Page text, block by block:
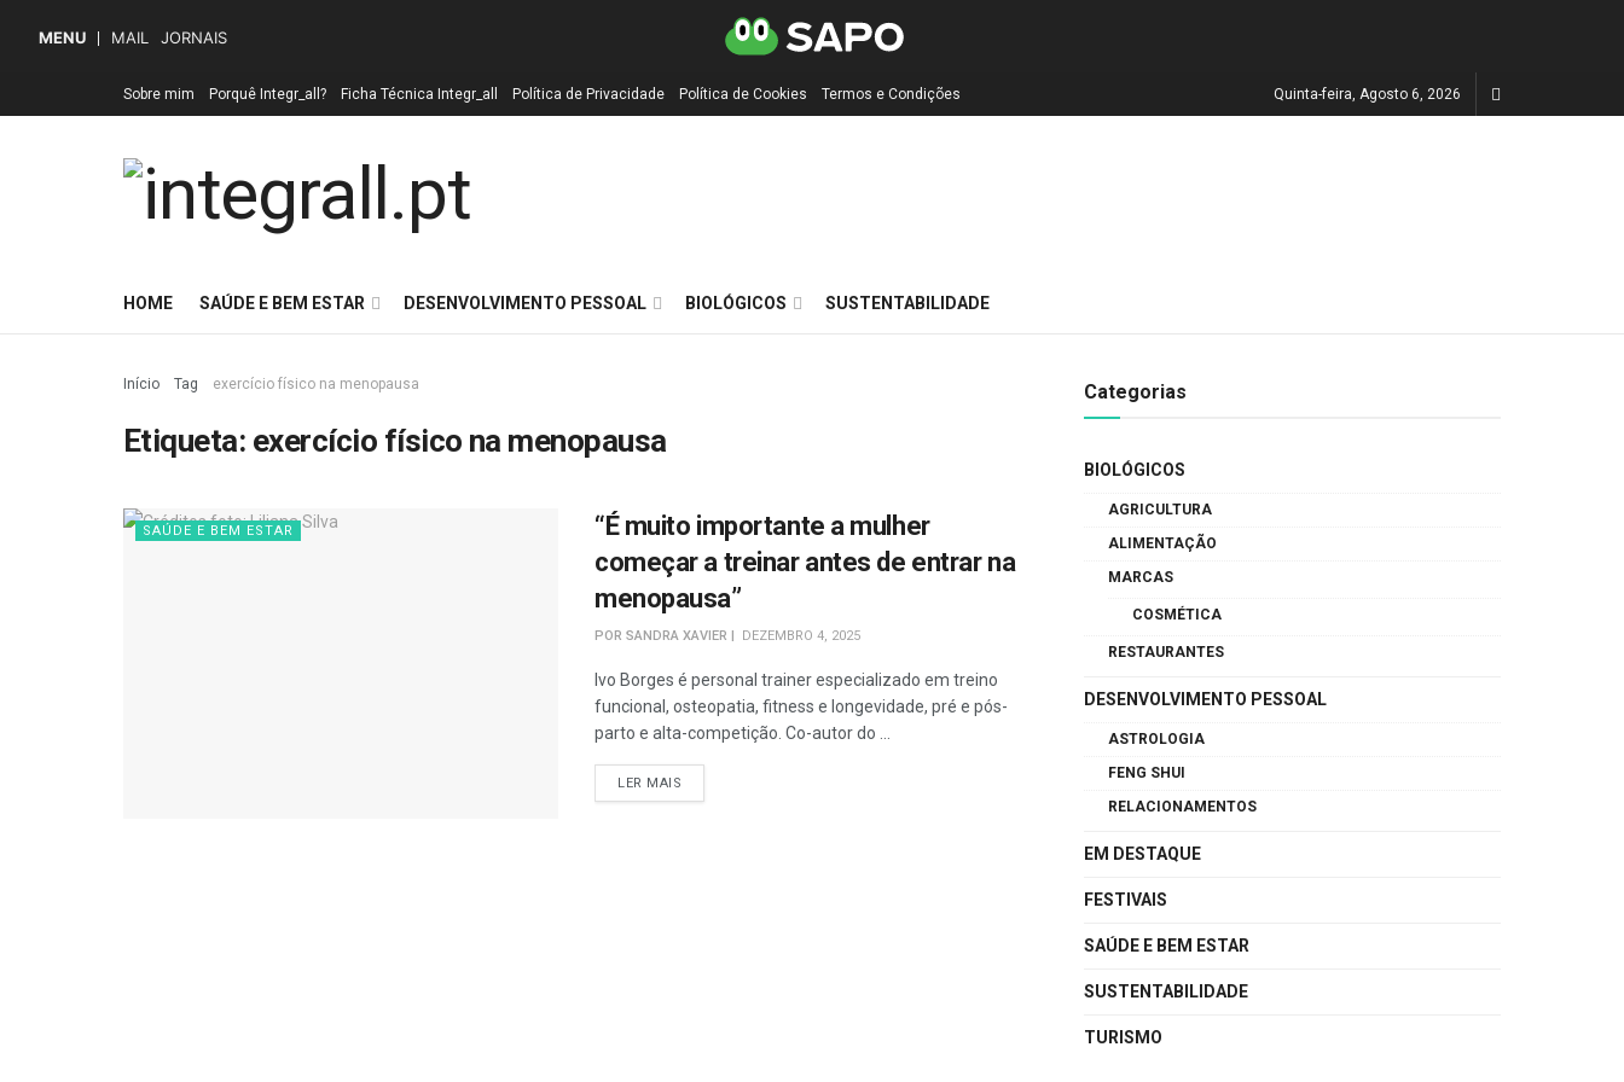
MENU MAIL JORNAIS
Sobre mim Porquê Integr_all? Ficha Técnica Integr_all Política de Privacidade Política de Cookies Termos e Condições Quinta-feira, Agosto 6, 2026
HOME SAÚDE E BEM ESTAR DESENVOLVIMENTO PESSOAL BIOLÓGICOS SUSTENTABILIDADE
Início Tag exercício físico na menopausa
Etiqueta: exercício físico na menopausa
SAÚDE E BEM ESTAR
“É muito importante a mulher
começar a treinar antes de entrar na
menopausa”
POR SANDRA XAVIER DEZEMBRO 4, 2025
Ivo Borges é personal trainer especializado em treino
funcional, osteopatia, fitness e longevidade, pré e pós-
parto e alta-competição. Co-autor do ...
LER MAIS
Categorias
BIOLÓGICOS
AGRICULTURA
ALIMENTAÇÃO
MARCAS
COSMÉTICA
RESTAURANTES
DESENVOLVIMENTO PESSOAL
ASTROLOGIA
FENG SHUI
RELACIONAMENTOS
EM DESTAQUE
FESTIVAIS
SAÚDE E BEM ESTAR
SUSTENTABILIDADE
TURISMO